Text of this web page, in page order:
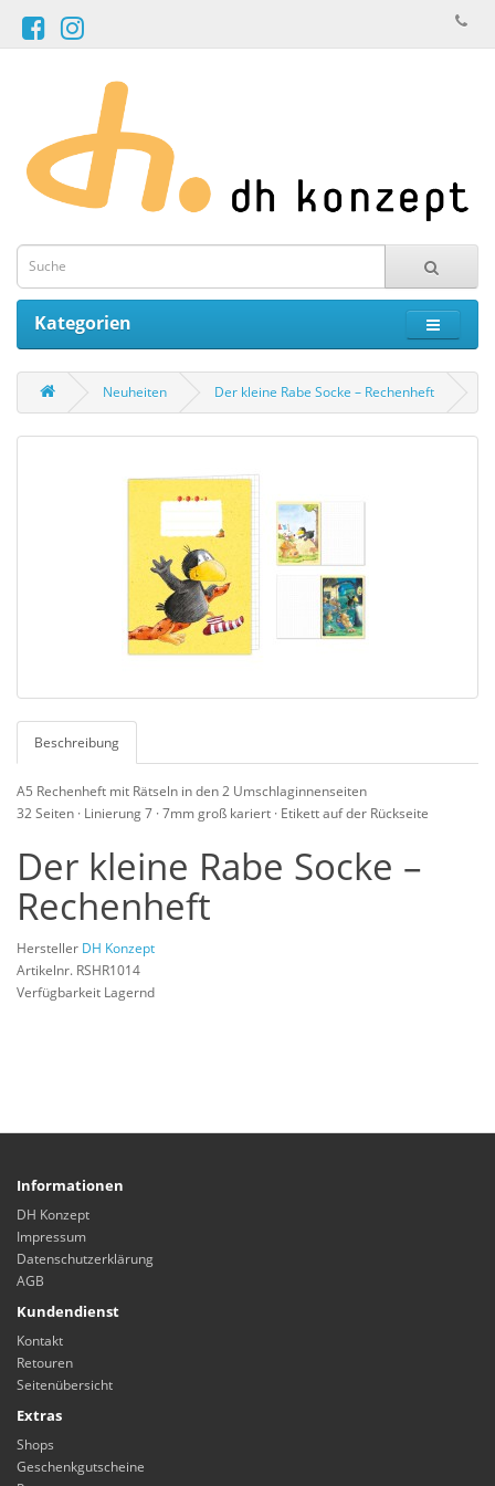
Kategorien
Neuheiten Der kleine Rabe Socke – Rechenheft
Beschreibung
A5 Rechenheft mit Rätseln in den 2 Umschlaginnenseiten
32 Seiten · Linierung 7 · 7mm groß kariert · Etikett auf der Rückseite
Der kleine Rabe Socke –
Rechenheft
Hersteller DH Konzept
Artikelnr. RSHR1014
Verfügbarkeit Lagernd
Informationen
DH Konzept
Impressum
Datenschutzerklärung
AGB
Kundendienst
Kontakt
Retouren
Seitenübersicht
Extras
Shops
Geschenkgutscheine